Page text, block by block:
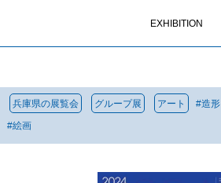
EXHIBITION
兵庫県の展覧会 グループ展 アート #造形
#絵画